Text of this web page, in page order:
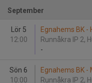
September
Lör 5
12:00
Egnahems BK -
Runnåkra IP 2,
-
Sön 6
10:00
Egnahems BK -
Runnåkra IP 2,